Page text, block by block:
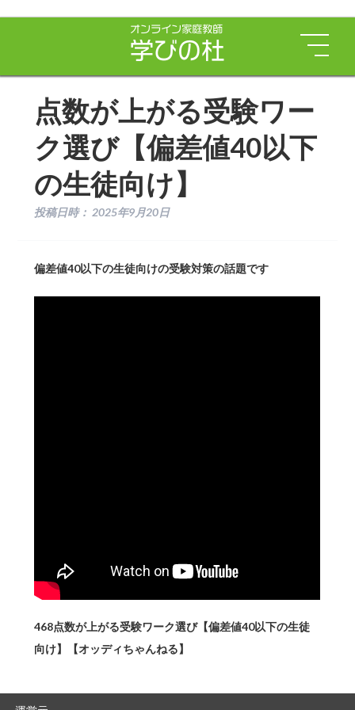
点数が上がる受験ワー
ク選び【偏差値40以下
の生徒向け】
投稿日時： 2025年9月20日
偏差値40以下の生徒向けの受験対策の話題です
468点数が上がる受験ワーク選び【偏差値40以下の生徒
向け】【オッディちゃんねる】